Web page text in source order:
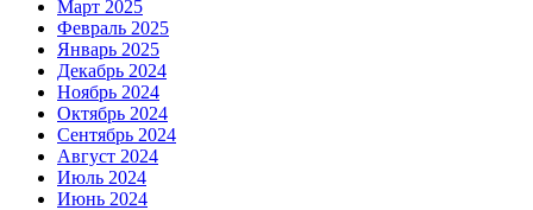
Март 2025
Февраль 2025
Январь 2025
Декабрь 2024
Ноябрь 2024
Октябрь 2024
Сентябрь 2024
Август 2024
Июль 2024
Июнь 2024